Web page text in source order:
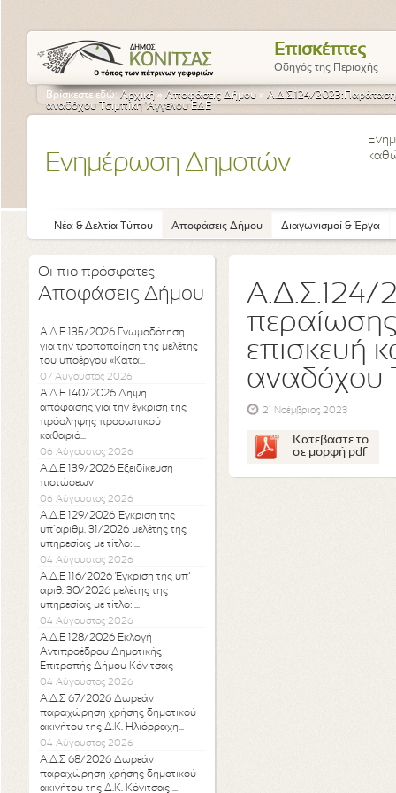
Επισκέπτες
Οδηγός της Περιοχής
Βρίσκεστε εδώ:Αρχική » Αποφάσεις Δήμου » Α.Δ.Σ.124/2023:Παράταση
αναδόχου Τσιμπίκη 'Αγγελου ΕΔΕ
Ενημέρωση Δημοτών
Νέα & Δελτία Τύπου Αποφάσεις Δήμου Διαγωνισμοί & Έργα
Οι πιο πρόσφατες
Αποφάσεις Δήμου
Α.Δ.Ε 135/2026 Γνωμοδότηση
για την τροποποίηση της μελέτης
του υποέργου «Κατα...
07 Αύγουστος 2026
Α.Δ.Ε 140/2026 Λήψη
απόφασης για την έγκριση της
πρόσληψης προσωπικού
καθαριό...
06 Αύγουστος 2026
Α.Δ.Ε 139/2026 Εξειδίκευση
πιστώσεων
06 Αύγουστος 2026
Α.Δ.Ε 129/2026 Έγκριση της
υπ΄αριθμ. 31/2026 μελέτης της
υπηρεσίας με τίτλο: ...
04 Αύγουστος 2026
Α.Δ.Ε 116/2026 Έγκριση της υπ’
αριθ. 30/2026 μελέτης της
υπηρεσίας με τίτλο: ...
04 Αύγουστος 2026
Α.Δ.Ε 128/2026 Εκλογή
Αντιπροέδρου Δημοτικής
Επιτροπής Δήμου Κόνιτσας
04 Αύγουστος 2026
Α.Δ.Σ 67/2026 Δωρεάν
παραχώρηση χρήσης δημοτικού
ακινήτου της Δ.Κ. Ηλιόρραχη...
04 Αύγουστος 2026
Α.Δ.Σ 68/2026 Δωρεάν
παραχώρηση χρήσης δημοτικού
ακινήτου της Δ.Κ. Κόνιτσας ...
Α.Δ.Σ.124/
επισκευή
αναδόχου
21 Νοέμβριος 2023
Κατεβάστε το
σε μορφή pdf